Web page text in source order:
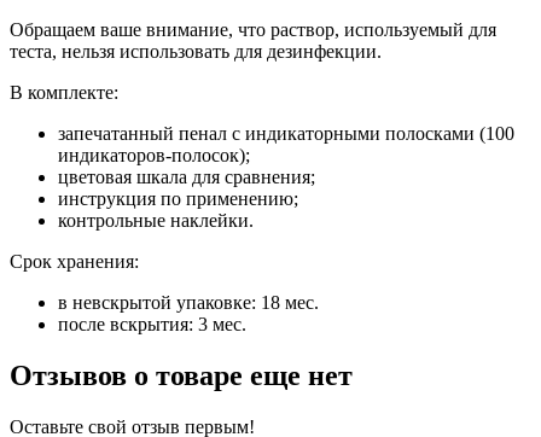
Обращаем ваше внимание, что раствор, используемый для
теста, нельзя использовать для дезинфекции.
В комплекте:
запечатанный пенал с индикаторными полосками (100
индикаторов-полосок);
цветовая шкала для сравнения;
инструкция по применению;
контрольные наклейки.
Срок хранения:
в невскрытой упаковке: 18 мес.
после вскрытия: 3 мес.
Отзывов о товаре еще нет
Оставьте свой отзыв первым!